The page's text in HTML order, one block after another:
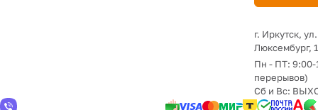
г. Иркутск,
Люксембург,
Пн - ПТ: 9:00-
перерывов)
Сб и Вс: